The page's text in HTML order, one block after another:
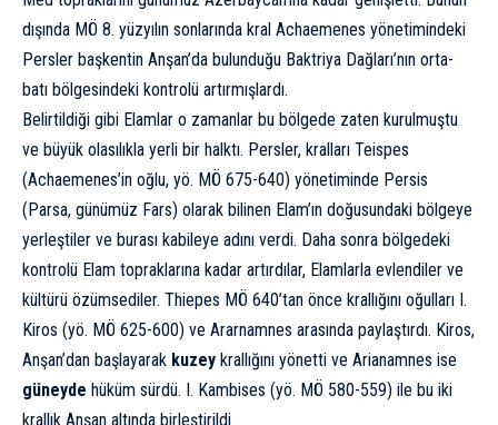
dışında MÖ 8. yüzyılın sonlarında kral Achaemenes yönetimindeki
Persler başkentin Anşan’da bulunduğu Baktriya Dağları’nın orta-
batı bölgesindeki kontrolü artırmışlardı.
Belirtildiği gibi Elamlar o zamanlar bu bölgede zaten kurulmuştu
ve büyük olasılıkla yerli bir halktı. Persler, kralları Teispes
(Achaemenes’in oğlu, yö. MÖ 675-640) yönetiminde Persis
(Parsa, günümüz Fars) olarak bilinen Elam’ın doğusundaki bölgeye
yerleştiler ve burası kabileye adını verdi. Daha sonra bölgedeki
kontrolü Elam topraklarına kadar artırdılar, Elamlarla evlendiler ve
kültürü özümsediler. Thiepes MÖ 640’tan önce krallığını oğulları I.
Kiros (yö. MÖ 625-600) ve Ararnamnes arasında paylaştırdı. Kiros,
Anşan’dan başlayarak kuzey krallığını yönetti ve Arianamnes ise
güneyde hüküm sürdü. I. Kambises (yö. MÖ 580-559) ile bu iki
krallık Anşan altında birleştirildi.